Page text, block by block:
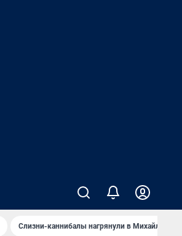
Слизни-каннибалы нагрянули в Михайлов